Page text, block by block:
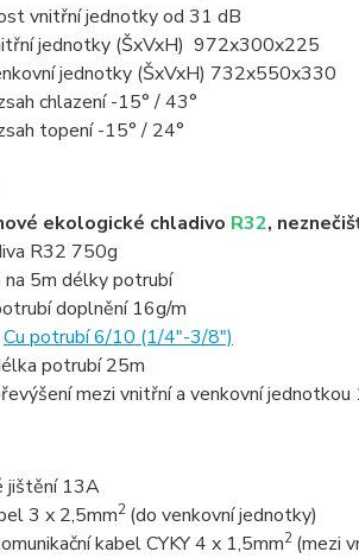
vnitřní jednotky od 31 dB
jednotky (ŠxVxH) 972x300x225
jednotky (ŠxVxH) 732x550x330
chlazení -15° / 43°
topení -15° / 24°
ekologické chladivo R32,
R32 750g
5m délky potrubí
doplnění 16g/m
Cu potrubí 6/10 (1/4"-3/8")
potrubí 25m
mezi vnitřní a venkovní jednotkou
jištění 13A
3 x 2,5mm2 (do venkovní jednotky)
kabel CYKY 4 x 1,5mm2 (mezi